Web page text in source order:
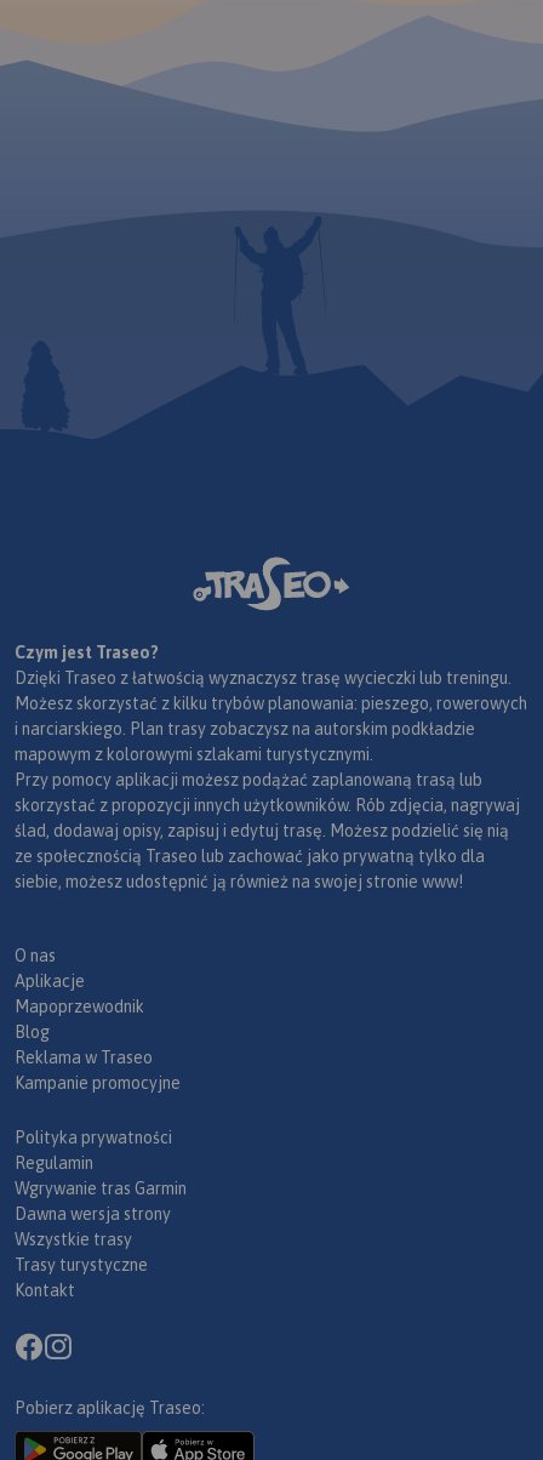
Czym jest Traseo?
Dzięki Traseo z łatwością wyznaczysz trasę wycieczki lub treningu.
Możesz skorzystać z kilku trybów planowania: pieszego, rowerowych
i narciarskiego. Plan trasy zobaczysz na autorskim podkładzie
mapowym z kolorowymi szlakami turystycznymi.
Przy pomocy aplikacji możesz podążać zaplanowaną trasą lub
skorzystać z propozycji innych użytkowników. Rób zdjęcia, nagrywaj
ślad, dodawaj opisy, zapisuj i edytuj trasę. Możesz podzielić się nią
ze społecznością Traseo lub zachować jako prywatną tylko dla
siebie, możesz udostępnić ją również na swojej stronie www!
O nas
Aplikacje
Mapoprzewodnik
Blog
Reklama w Traseo
Kampanie promocyjne
Polityka prywatności
Regulamin
Wgrywanie tras Garmin
Dawna wersja strony
Wszystkie trasy
Trasy turystyczne
Kontakt
Pobierz aplikację Traseo: